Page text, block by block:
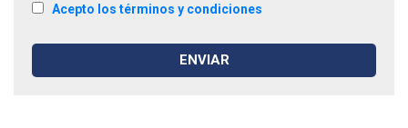
Acepto los términos y condiciones